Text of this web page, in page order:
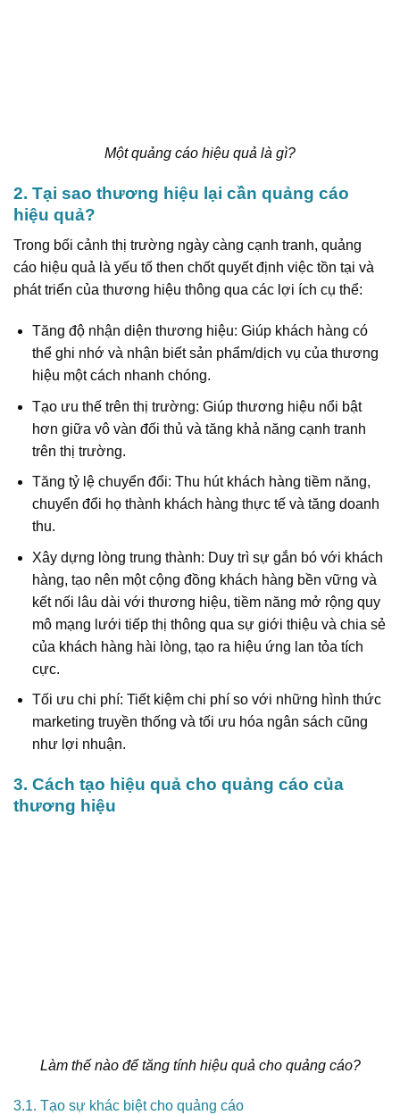
Một quảng cáo hiệu quả là gì?
2. Tại sao thương hiệu lại cần quảng cáo
hiệu quả?
Trong bối cảnh thị trường ngày càng cạnh tranh, quảng
cáo hiệu quả là yếu tố then chốt quyết định việc tồn tại và
phát triển của thương hiệu thông qua các lợi ích cụ thể:
Tăng độ nhận diện thương hiệu: Giúp khách hàng có
thể ghi nhớ và nhận biết sản phẩm/dịch vụ của thương
hiệu một cách nhanh chóng.
Tạo ưu thế trên thị trường: Giúp thương hiệu nổi bật
hơn giữa vô vàn đối thủ và tăng khả năng cạnh tranh
trên thị trường.
Tăng tỷ lệ chuyển đổi: Thu hút khách hàng tiềm năng,
chuyển đổi họ thành khách hàng thực tế và tăng doanh
thu.
Xây dựng lòng trung thành: Duy trì sự gắn bó với khách
hàng, tạo nên một cộng đồng khách hàng bền vững và
kết nối lâu dài với thương hiệu, tiềm năng mở rộng quy
mô mạng lưới tiếp thị thông qua sự giới thiệu và chia sẻ
của khách hàng hài lòng, tạo ra hiệu ứng lan tỏa tích
cực.
Tối ưu chi phí: Tiết kiệm chi phí so với những hình thức
marketing truyền thống và tối ưu hóa ngân sách cũng
như lợi nhuận.
3. Cách tạo hiệu quả cho quảng cáo của
thương hiệu
Làm thế nào để tăng tính hiệu quả cho quảng cáo?
3.1. Tạo sự khác biệt cho quảng cáo